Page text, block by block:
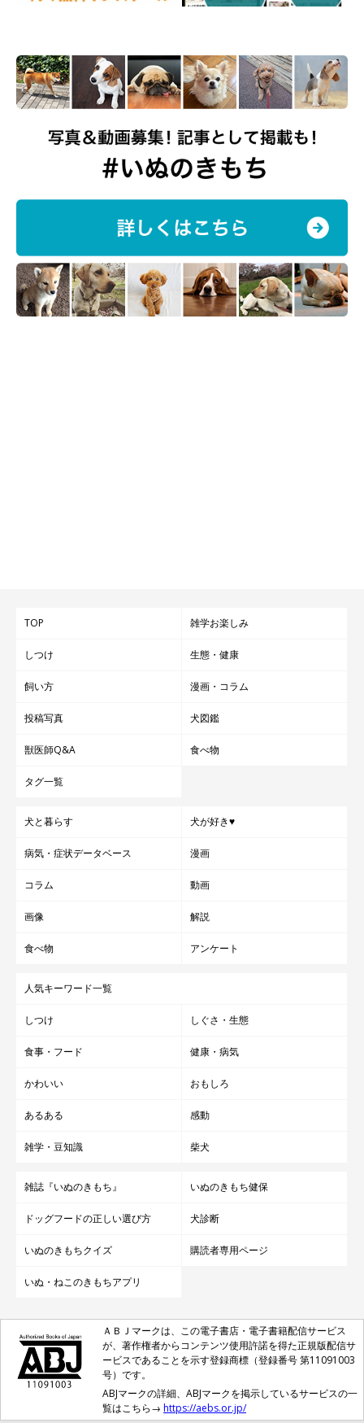
TOP 雑学お楽しみ
しつけ 生態・健康
飼い方 漫画・コラム
投稿写真 犬図鑑
獣医師Q&A 食べ物
タグ一覧
犬と暮らす 犬が好き♥
病気・症状データベース 漫画
コラム 動画
画像 解説
食べ物 アンケート
人気キーワード一覧
しつけ しぐさ・生態
食事・フード 健康・病気
かわいい おもしろ
あるある 感動
雑学・豆知識 柴犬
雑誌『いぬのきもち』 いぬのきもち健保
ドッグフードの正しい選び方 犬診断
いぬのきもちクイズ 購読者専用ページ
いぬ・ねこのきもちアプリ
ＡＢＪマークは、この電子書店・電子書籍配信サービス
が、著作権者からコンテンツ使用許諾を得た正規版配信サ
ービスであることを示す登録商標（登録番号 第11091003
号）です。
ABJマークの詳細、ABJマークを掲示しているサービスの一
覧はこちら→ https://aebs.or.jp/